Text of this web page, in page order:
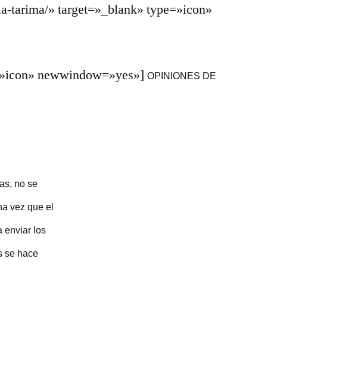
tarima/» target=»_blank» type=»icon»
newwindow=»yes»]OPINIONES DE
no se
vez que el
enviar los
se hace